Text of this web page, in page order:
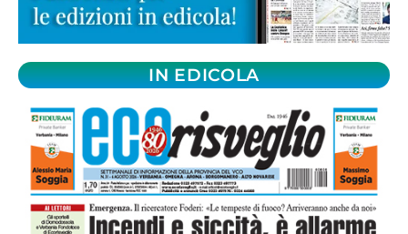
IN EDICOLA